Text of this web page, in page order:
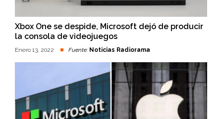
Xbox One se despide, Microsoft dejó de producir
la consola de videojuegos
Enero 13, 2022 Fuente: Noticias Radiorama